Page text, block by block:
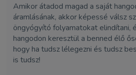
Amikor átadod magad a saját
áramlásának, akkor képessé válsz
öngyógyító folyamatokat elindítani,
hangodon keresztül a benned élő
hogy ha tudsz lélegezni és tudsz
is tudsz!